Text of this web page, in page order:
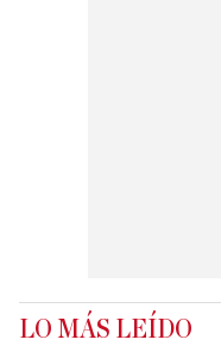
LO MÁS LEÍDO